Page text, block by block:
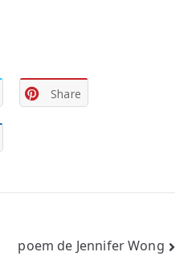
Share
poem de Jennifer Wong